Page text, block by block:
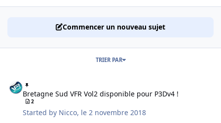
Commencer un nouveau sujet
TRIER PAR
Bretagne Sud VFR Vol2 disponible pour P3Dv4 !
2
Started by Nicco, le 2 novembre 2018